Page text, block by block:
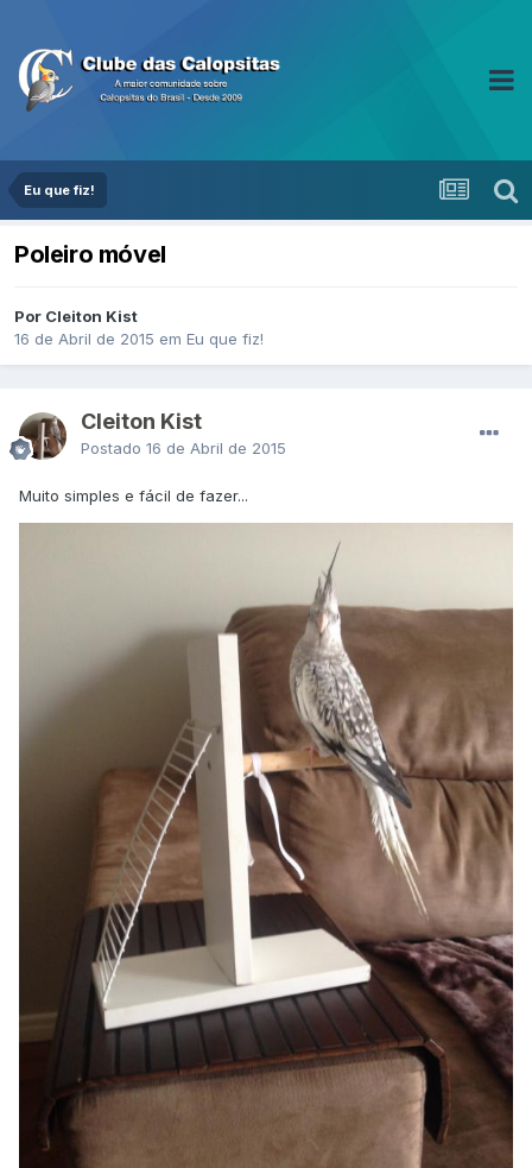
Eu que fiz!
Poleiro móvel
Por Cleiton Kist
16 de Abril de 2015 em Eu que fiz!
Cleiton Kist
Postado 16 de Abril de 2015
Muito simples e fácil de fazer...